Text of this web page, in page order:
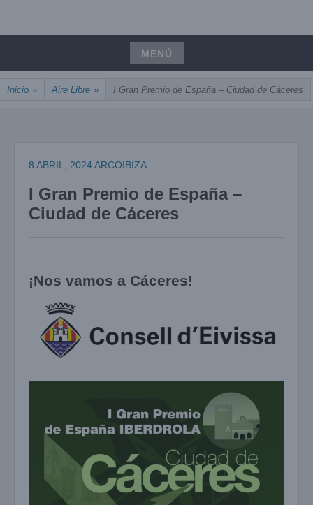
ARCOIBIZA
MENÚ
Saltar
al
Inicio » Aire Libre » I Gran Premio de España – Ciudad de Cáceres
8 ABRIL, 2024ARCOIBIZA
I Gran Premio de España –
Ciudad de Cáceres
¡Nos vamos a Cáceres!